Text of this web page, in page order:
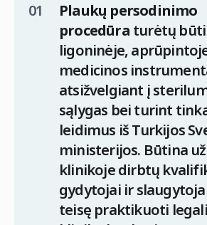
Plaukų persodinimo
procedūra turėtų
ligoninėje,
medicinos
atsižvelgiant į
sąlygas bei turint
leidimus iš Turkijos
ministerijos. Būtina
klinikoje dirbtų
gydytojai ir
teisę praktikuoti